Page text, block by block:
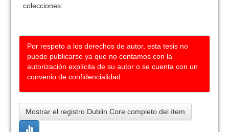
colecciones:
Por respeto a los derechos de autor, esta tesis no
puede publicarse ya que no contamos con la
autorización explícita de su autor o se cuenta con un
convenio de confidencialidad
Mostrar el registro Dublin Core completo del ítem